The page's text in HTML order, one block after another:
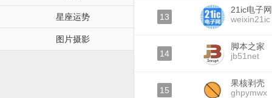
星座运势
图片摄影
13
21ic电子网
weixin21ic
14
脚本之家
jb51net
15
果核剥壳
ghpymwx